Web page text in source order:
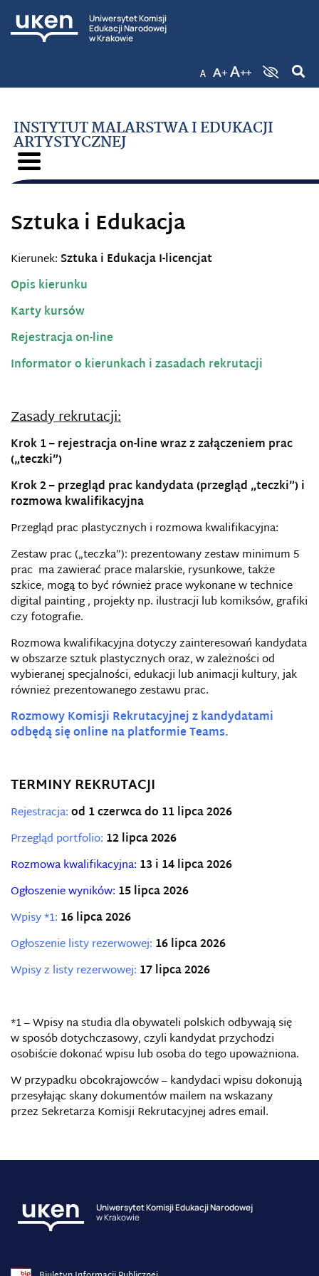
Uniwersytet Komisji
Edukacji Narodowej
w Krakowie
INSTYTUT MALARSTWA I EDUKACJI
ARTYSTYCZNEJ
Sztuka i Edukacja
Kierunek:Sztuka i Edukacja I-licencjat
Opis kierunku
Karty kursów
Rejestracja on-line
Informator o kierunkach i zasadach rekrutacji
Zasady rekrutacji:
Krok 1 – rejestracja on-line wraz z załączeniem prac
(„teczki”)
Krok 2 – przegląd prac kandydata (przegląd „teczki”) i
rozmowa kwalifikacyjna
Przegląd prac plastycznych i rozmowa kwalifikacyjna:
Zestaw prac („teczka”): prezentowany zestaw minimum 5
prac ma zawierać prace malarskie, rysunkowe, także
szkice, mogą to być również prace wykonane w technice
digital painting , projekty np. ilustracji lub komiksów, grafiki
czy fotografie.
Rozmowa kwalifikacyjna dotyczy zainteresowań kandydata
w obszarze sztuk plastycznych oraz, w zależności od
wybieranej specjalności, edukacji lub animacji kultury, jak
również prezentowanego zestawu prac.
Rozmowy Komisji Rekrutacyjnej z kandydatami
odbędą się online na platformie Teams.
TERMINY REKRUTACJI
Rejestracja:od 1 czerwca do 11 lipca 2026
Przegląd portfolio: 12 lipca 2026
Rozmowa kwalifikacyjna: 13 i 14 lipca 2026
Ogłoszenie wyników: 15 lipca 2026
Wpisy *1: 16 lipca 2026
Ogłoszenie listy rezerwowej: 16 lipca 2026
Wpisy z listy rezerwowej: 17 lipca 2026
*1 – Wpisy na studia dla obywateli polskich odbywają się
w sposób dotychczasowy, czyli kandydat przychodzi
osobiście dokonać wpisu lub osoba do tego upoważniona.
W przypadku obcokrajowców – kandydaci wpisu dokonują
przesyłając skany dokumentów mailem na wskazany
przez Sekretarza Komisji Rekrutacyjnej adres email.
Uniwersytet Komisji Edukacji Narodowej
w Krakowie